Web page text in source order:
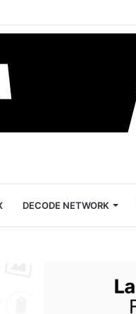
DECODE NETWORK